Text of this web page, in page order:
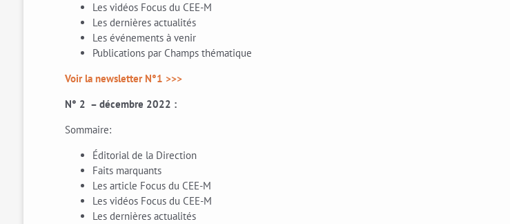
Les vidéos Focus du CEE-M
Les dernières actualités
Les événements à venir
Publications par Champs thématique
Voir la newsletter N°1 >>>
N° 2 – décembre 2022 :
Sommaire:
Éditorial de la Direction
Faits marquants
Les article Focus du CEE-M
Les vidéos Focus du CEE-M
Les dernières actualités